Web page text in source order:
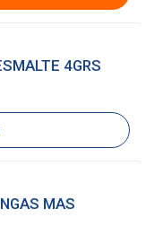
4GRS
MAS